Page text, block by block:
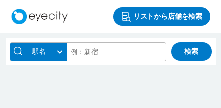
リストから店舗を検索
駅名 検索